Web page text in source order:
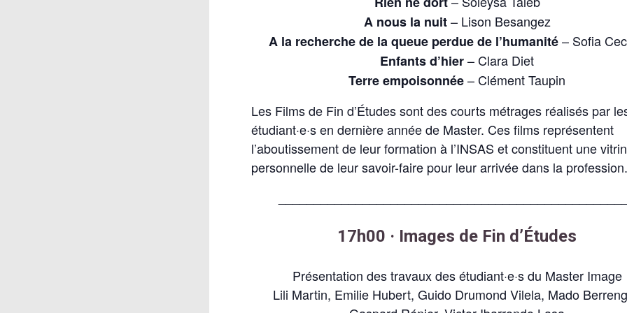
A nous la nuit– Lison Besangez
A la recherche de la queue perdue de l’humanité– Sofia
Enfants d’hier– Clara Diet
Terre empoisonnée– Clément Taupin
Les Films de Fin d’Études sont des courts métrages réalisés par
étudiant·e·s en dernière année de Master. Ces films représentent
l’aboutissement de leur formation à l’INSAS et constituent une
personnelle de leur savoir-faire pour leur arrivée dans la profession.
17h00 · Images de Fin d’Études
Présentation des travaux des étudiant·e·s du Master Image
Lili Martin, Emilie Hubert, Guido Drumond Vilela, Mado